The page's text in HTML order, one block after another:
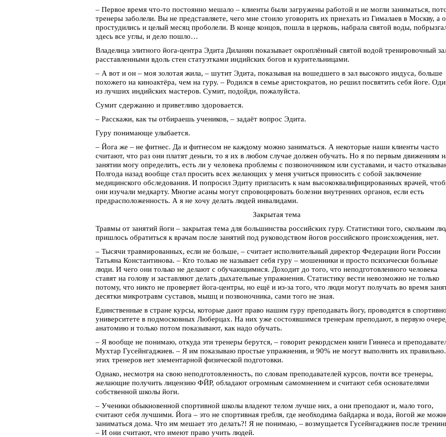
– Первое время что-то постоянно мешало – клиенты были загружены работой и не могли заниматься,
тренеры заболели. Вы не представляете, чего мне стоило уговорить их приехать из Гималаев в Москву, а
простудились и целый месяц проболели. В конце концов, пошла в церковь, набрала святой воды,
здесь все углы, и дело пошло…
Владелица элитного йога-центра Эдита Диланян показывает окроплённый святой водой тренировочный
расставленными вдоль стен статуэтками индийских богов и курительницами.
– А вот и он – моя золотая жила, – шутит Эдита, показывая на вошедшего в зал высокого индуса, больше
похожего на киноактёра, чем на гуру. – Родился в семье аристократов, но решил посвятить себя йоге.
из лучших индийских мастеров. Сумит, подойди, пожалуйста.
Сумит сдержанно и приветливо здоровается.
– Расскажи, как ты отбираешь учеников, – задаёт вопрос Эдита.
Гуру понимающе улыбается.
– Йога же – не фитнес. Да и фитнесом не каждому можно заниматься. А некоторые наши клиенты часто
считают, что раз они платят деньги, то я их в любом случае должен обучать. Но я по первым движениям
занятии могу определить, есть ли у человека проблемы с позвоночником или суставами, и часто
Полгода назад вообще стал просить всех желающих у меня учиться приносить с собой заключение
медицинского обследования. И попросил Эдиту пригласить к нам высококвалифицированных врачей,
они изучали медкарту. Многие асаны могут спровоцировать болезни внутренних органов, если есть
предрасположенность. А я не хочу делать людей инвалидами.
Закрытая тема
Травмы от занятий йоги – закрытая тема для большинства российских гуру. Статистики того, скольким
пришлось обратиться к врачам после занятий под руководством йогов российского происхождения, нет.
– Тысячи травмированных, если не больше, – считает исполнительный директор Федерации йоги России
Татьяна Константинова. – Кто только не называет себя гуру – мошенники и просто психически больные
люди. И чего они только не делают с обучающимися. Доходит до того, что неподготовленного человека
ставят на голову и заставляют делать дыхательные упражнения. Статистику вести невозможно не только
потому, что никто не проверяет йога-центры, но ещё и из-за того, что люди могут получать во время
десятки микротравм суставов, мышц и позвоночника, сами того не зная.
Единственные в стране курсы, которые дают право нашим гуру преподавать йогу, проводятся в
университете в подмосковных Люберцах. На них уже состоявшимся тренерам преподают, в первую
анатомию и только потом показывают, как надо обучать.
– Я вообще не понимаю, откуда эти тренеры берутся, – говорит рекордсмен книги Гиннеса и
Мухтар Гусейнгаджиев. – Я им показываю простые упражнения, и 90% не могут выполнить их
этих тренеров нет элементарной физической подготовки.
Однако, несмотря на свою неподготовленность, по словам преподавателей курсов, почти все тренеры,
желающие получить лицензию ФЙР, обладают огромным самомнением и считают себя основателями
собственной школы йоги.
– Ученики обыкновенной спортивной школы владеют телом лучше них, а они преподают и, мало того,
считают себя лучшими. Йога – это не спортивная гребля, где необходима байдарка и вода, йогой же
заниматься дома. Что им мешает это делать?! Я не понимаю, – возмущается Гусейнгаджиев после
– И они считают, что имеют право учить людей.